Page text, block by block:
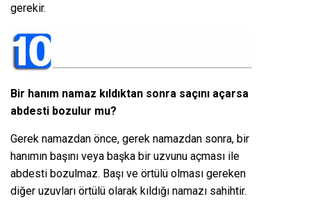
gerekir.
Bir hanım namaz kıldıktan sonra saçını açarsa
abdesti bozulur mu?
Gerek namazdan önce, gerek namazdan sonra, bir
hanımın başını veya başka bir uzvunu açması ile
abdesti bozulmaz. Başı ve örtülü olması gereken
diğer uzuvları örtülü olarak kıldığı namazı sahihtir.